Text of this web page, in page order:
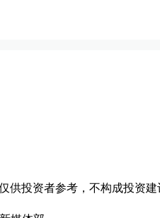
供投资者参考，不构成投资建